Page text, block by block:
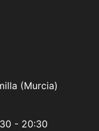
(Murcia)
- 20:30